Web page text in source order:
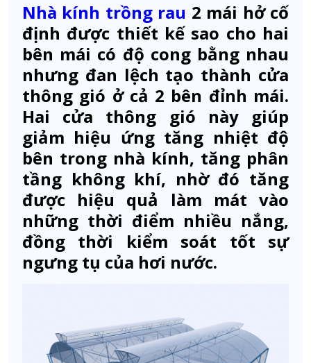
Nhà kính trồng rau 2 mái hở cố
định được thiết kế sao cho hai
bên mái có độ cong bằng nhau
nhưng đan lệch tạo thành cửa
thông gió ở cả 2 bên đỉnh mái.
Hai cửa thông gió này giúp
giảm hiệu ứng tăng nhiệt độ
bên trong nhà kính, tăng phân
tầng không khí, nhờ đó tăng
được hiệu quả làm mát vào
những thời điểm nhiều nắng,
đồng thời kiểm soát tốt sự
ngưng tụ của hơi nước.